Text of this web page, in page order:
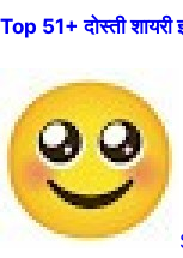
Top 51+ दोस्ती